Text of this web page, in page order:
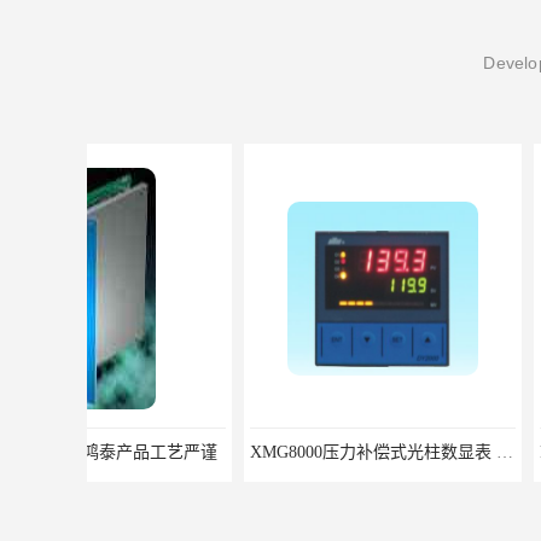
XMG8000压力补偿式光柱数显表 XMG82666优选北京鸿泰顺达科技